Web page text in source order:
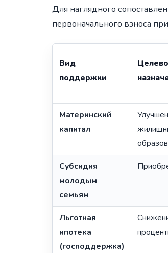
Для наглядного
первоначального взноса
Вид
поддержки
Материнский
капитал
Субсидия
молодым
семьям
Льготная
ипотека
(господдержка)